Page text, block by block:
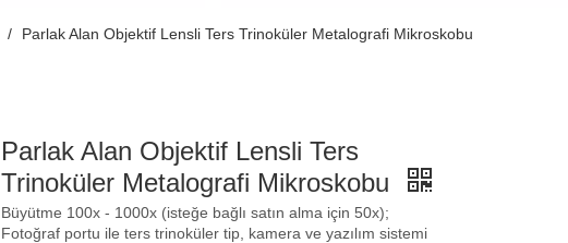
/ Parlak Alan Objektif Lensli Ters Trinoküler Metalografi Mikroskobu
Parlak Alan Objektif Lensli Ters
Trinoküler Metalografi Mikroskobu
Büyütme 100x - 1000x (isteğe bağlı satın alma için 50x);
Fotoğraf portu ile ters trinoküler tip, kamera ve yazılım sistemi